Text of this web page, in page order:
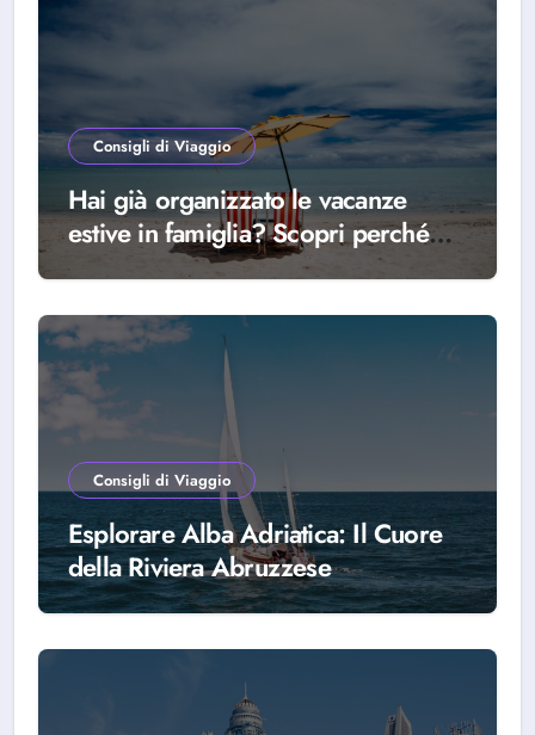
Consigli di Viaggio
Hai già organizzato le vacanze
estive in famiglia? Scopri perché
scegliere Alba Adriatica
Consigli di Viaggio
Esplorare Alba Adriatica: Il Cuore
della Riviera Abruzzese